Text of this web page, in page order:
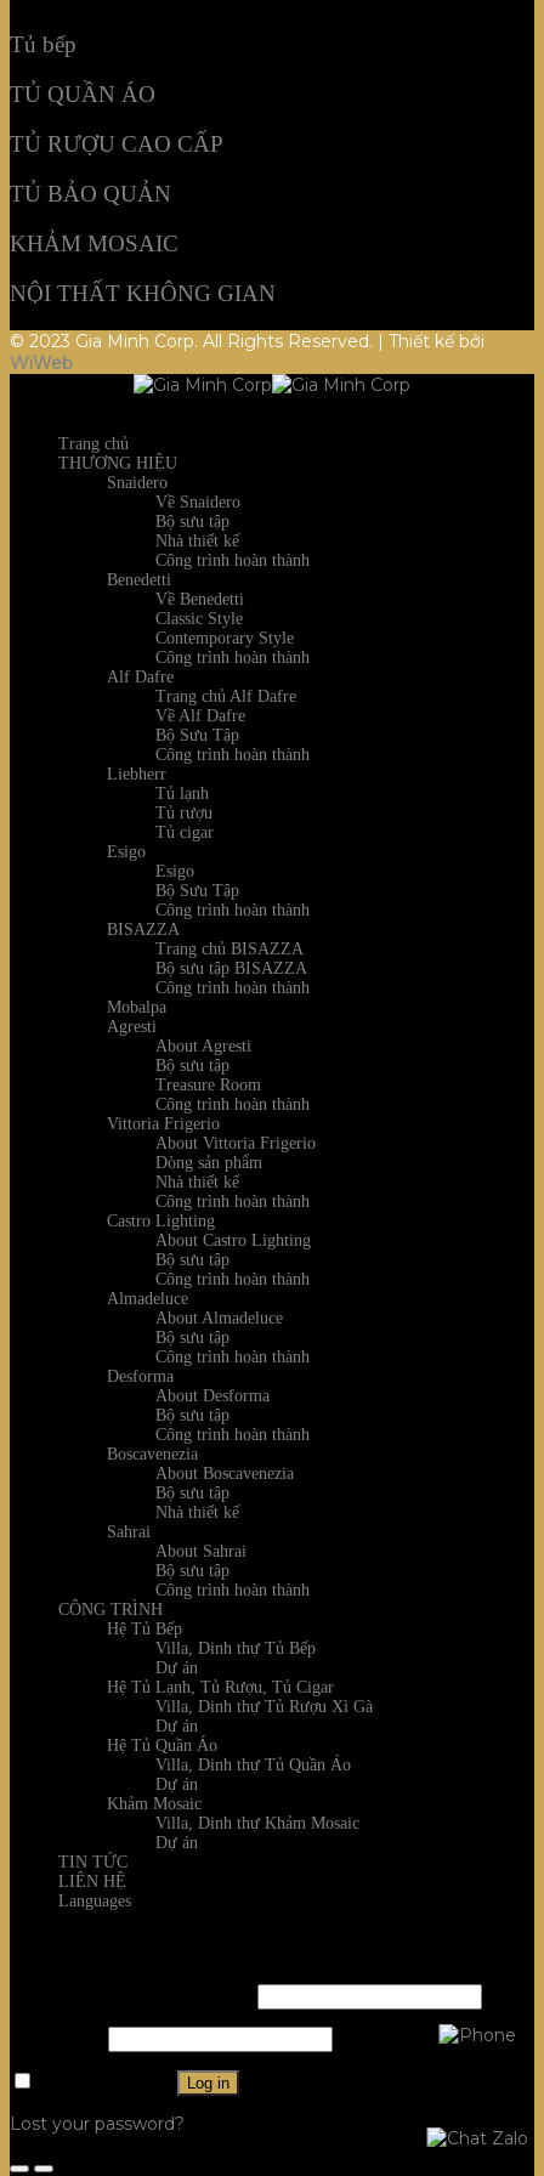
Tủ bếp
TỦ QUẦN ÁO
TỦ RƯỢU CAO CẤP
TỦ BẢO QUẢN
KHẢM MOSAIC
NỘI THẤT KHÔNG GIAN
© 2023 Gia Minh Corp. All Rights Reserved. | Thiết kế bởi
WiWeb
Trang chủ
THƯƠNG HIỆU
Snaidero
Về Snaidero
Bộ sưu tập
Nhà thiết kế
Công trình hoàn thành
Benedetti
Về Benedetti
Classic Style
Contemporary Style
Công trình hoàn thành
Alf Dafre
Trang chủ Alf Dafre
Về Alf Dafre
Bộ Sưu Tập
Công trình hoàn thành
Liebherr
Tủ lạnh
Tủ rượu
Tủ cigar
Esigo
Esigo
Bộ Sưu Tập
Công trình hoàn thành
BISAZZA
Trang chủ BISAZZA
Bộ sưu tập BISAZZA
Công trình hoàn thành
Mobalpa
Agresti
About Agresti
Bộ sưu tập
Treasure Room
Công trình hoàn thành
Vittoria Frigerio
About Vittoria Frigerio
Dòng sản phẩm
Nhà thiết kế
Công trình hoàn thành
Castro Lighting
About Castro Lighting
Bộ sưu tập
Công trình hoàn thành
Almadeluce
About Almadeluce
Bộ sưu tập
Công trình hoàn thành
Desforma
About Desforma
Bộ sưu tập
Công trình hoàn thành
Boscavenezia
About Boscavenezia
Bộ sưu tập
Nhà thiết kế
Sahrai
About Sahrai
Bộ sưu tập
Công trình hoàn thành
CÔNG TRÌNH
Hệ Tủ Bếp
Villa, Dinh thự Tủ Bếp
Dự án
Hệ Tủ Lạnh, Tủ Rượu, Tủ Cigar
Villa, Dinh thự Tủ Rượu Xì Gà
Dự án
Hệ Tủ Quần Áo
Villa, Dinh thự Tủ Quần Áo
Dự án
Khảm Mosaic
Villa, Dinh thự Khảm Mosaic
Dự án
TIN TỨC
LIÊN HỆ
Languages
Log in
Lost your password?